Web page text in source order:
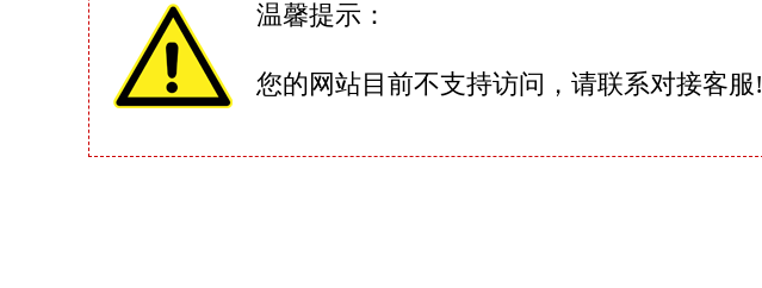
温馨提示：
您的网站目前不支持访问，请联系对接客服!